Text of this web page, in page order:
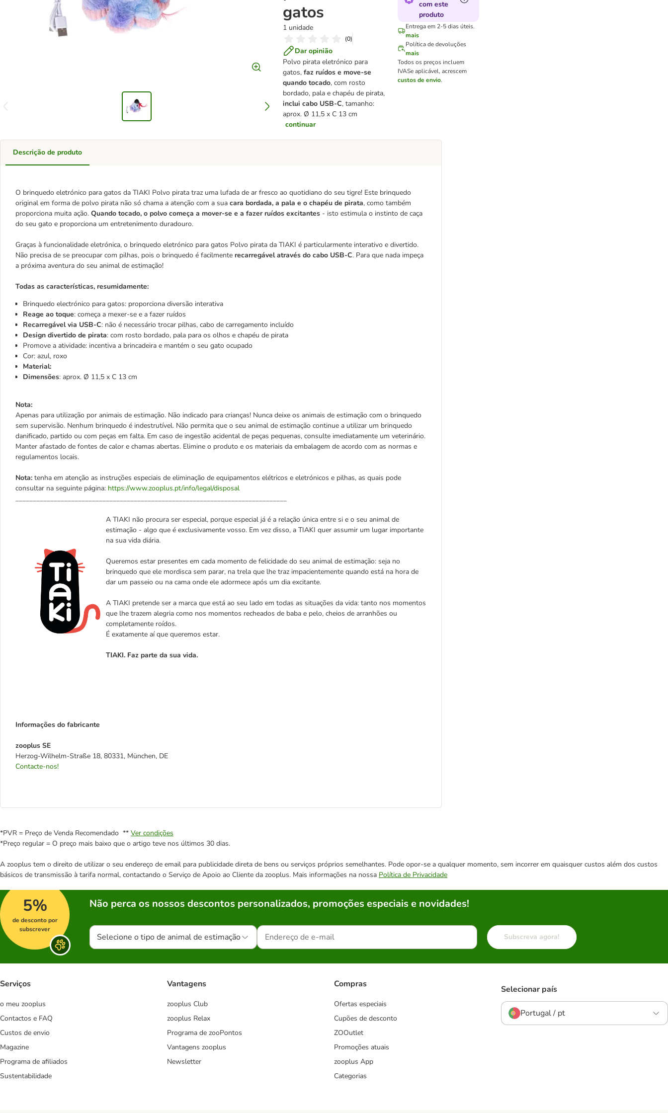
gatos
1 unidade
(0)
Dar opinião
Polvo pirata eletrónico para
gatos,faz ruídos e move-se
quando tocado, com rosto
bordado, pala e chapéu de pirata,
inclui cabo USB-C, tamanho:
aprox. Ø 11,5 x C 13 cm
continuar
com este
produto
Entrega em 2-5 dias úteis.
mais
Política de devoluções
mais
Todos os preços incluem
IVASe aplicável, acrescem
custos de envio.
Descrição de produto
O brinquedo eletrónico para gatos da TIAKI Polvo pirata traz uma lufada de ar fresco ao quotidiano do seu tigre! Este brinquedo
original em forma de polvo pirata não só chama a atenção com a sua cara bordada, a pala e o chapéu de pirata, como também
proporciona muita ação. Quando tocado, o polvo começa a mover-se e a fazer ruídos excitantes - isto estimula o instinto de caça
do seu gato e proporciona um entretenimento duradouro.
Graças à funcionalidade eletrónica, o brinquedo eletrónico para gatos Polvo pirata da TIAKI é particularmente interativo e divertido.
Não precisa de se preocupar com pilhas, pois o brinquedo é facilmente recarregável através do cabo USB-C. Para que nada impeça
a próxima aventura do seu animal de estimação!
Todas as características, resumidamente:
Brinquedo electrónico para gatos: proporciona diversão interativa
Reage ao toque: começa a mexer-se e a fazer ruídos
Recarregável via USB-C: não é necessário trocar pilhas, cabo de carregamento incluído
Design divertido de pirata: com rosto bordado, pala para os olhos e chapéu de pirata
Promove a atividade: incentiva a brincadeira e mantém o seu gato ocupado
Cor: azul, roxo
Material:
Dimensões: aprox. Ø 11,5 x C 13 cm
Nota:
Apenas para utilização por animais de estimação. Não indicado para crianças! Nunca deixe os animais de estimação com o brinquedo
sem supervisão. Nenhum brinquedo é indestrutível. Não permita que o seu animal de estimação continue a utilizar um brinquedo
danificado, partido ou com peças em falta. Em caso de ingestão acidental de peças pequenas, consulte imediatamente um veterinário.
Manter afastado de fontes de calor e chamas abertas. Elimine o produto e os materiais da embalagem de acordo com as normas e
regulamentos locais.
Nota: tenha em atenção as instruções especiais de eliminação de equipamentos elétricos e eletrónicos e pilhas, as quais pode
consultar na seguinte página: https://www.zooplus.pt/info/legal/disposal
______________________________________________________________________________
A TIAKI não procura ser especial, porque especial já é a relação única entre si e o seu animal de
estimação - algo que é exclusivamente vosso. Em vez disso, a TIAKI quer assumir um lugar importante
na sua vida diária.
Queremos estar presentes em cada momento de felicidade do seu animal de estimação: seja no
brinquedo que ele mordisca sem parar, na trela que lhe traz impacientemente quando está na hora de
dar um passeio ou na cama onde ele adormece após um dia excitante.
A TIAKI pretende ser a marca que está ao seu lado em todas as situações da vida: tanto nos momentos
que lhe trazem alegria como nos momentos recheados de baba e pelo, cheios de arranhões ou
completamente roídos.
É exatamente aí que queremos estar.
TIAKI. Faz parte da sua vida.
Informações do fabricante
zooplus SE
Herzog-Wilhelm-Straße 18, 80331, München, DE
Contacte-nos!
*PVR = Preço de Venda Recomendado ** Ver condições
*Preço regular = O preço mais baixo que o artigo teve nos últimos 30 dias.
A zooplus tem o direito de utilizar o seu endereço de email para publicidade direta de bens ou serviços próprios semelhantes. Pode opor-se a qualquer momento, sem incorrer em quaisquer custos além dos custos
básicos de transmissão à tarifa normal, contactando o Serviço de Apoio ao Cliente da zooplus. Mais informações na nossa Política de Privacidade
5%
de desconto por
subscrever
Não perca os nossos descontos personalizados, promoções especiais e novidades!
Selecione o tipo de animal de estimação Subscreva agora!
Serviços
o meu zooplus
Contactos e FAQ
Custos de envio
Magazine
Programa de afiliados
Sustentabilidade
Vantagens
zooplus Club
zooplus Relax
Programa de zooPontos
Vantagens zooplus
Newsletter
Compras
Ofertas especiais
Cupões de desconto
ZOOutlet
Promoções atuais
zooplus App
Categorias
Selecionar país
Portugal / pt